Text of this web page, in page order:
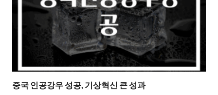
중국 인공강우 성공, 기상혁신 큰 성과